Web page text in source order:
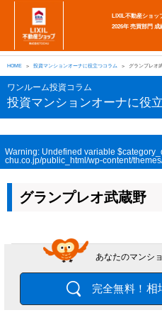
LIXIL不動産ショッ
2026年 売買部門 成
売
り
た
い
買
い
た
い
相
談
し
た
い
勉
強
し
た
い
強
み
会
社
案
HOME 投資マンションオーナに役立つコラム グランプレオ
ワンルーム投資コラム
投資マンションオーナに役
Warning: Undefined variable
chu.co.jp/public_html/wp-content/
グランプレオ武蔵野
あなたのマンシ
完全無料！ 相